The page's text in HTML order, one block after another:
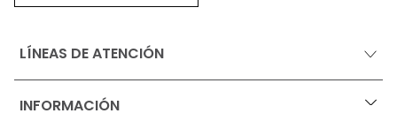
LÍNEAS DE ATENCIÓN
INFORMACIÓN +